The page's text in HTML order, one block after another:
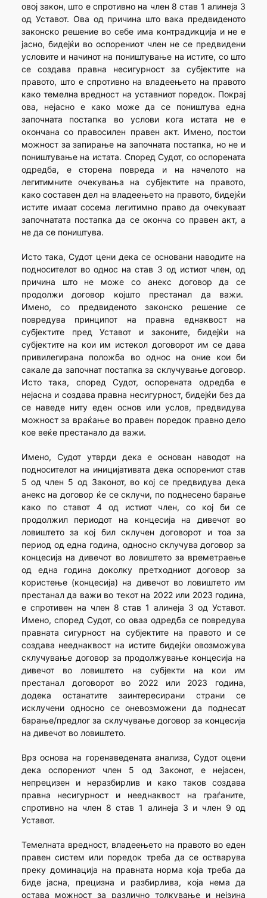
овој закон, што е спротивно на член 8 став 1 алинеја 3
од Уставот. Ова од причина што вака предвиденото
законско решение во себе има контрадикција и не е
јаснo, бидејќи во оспорениoт член не се предвидени
условите и начинот на поништување на истите, со што
се создава правна несигурност за субјектите на
правото, што е спротивно на владеењето на правото
како темелна вредност на уставниот поредок. Покрај
ова, нејасно е како може да се поништува една
започната постапка во услови кога истата не е
окончана со правосилен правен акт. Имено, постои
можност за запирање на започната постапка, но не и
поништување на истата. Според Судот, со оспорената
одредба, е сторена повреда и на начелото на
легитимните очекувања на субјектите на правото,
како составен дел на владеењето на правото, бидејќи
истите имаат сосема легитимно право да очекуваат
започнатата постапка да се оконча со правен акт, а
не да се поништува.
Исто така, Судот цени дека се основани наводите на
подносителот во однос на став 3 од истиот член, од
причина што не може со анекс договор да се
продолжи договор којшто престанал да важи.
Имено, со предвиденото законско решение се
повредува принципот на правна еднаквост на
субјектите пред Уставот и законите, бидејќи на
субјектите на кои им истекол договорот им се дава
привилегирана положба во однос на оние кои би
сакале да започнат постапка за склучување договор.
Исто така, според Судот, оспорената одредба е
нејасна и создава правна несигурност, бидејќи без да
се наведе ниту еден основ или услов, предвидува
можност за враќање во правен поредок правно дело
кое веќе престанало да важи.
Имено, Судот утврди дека е основан наводот на
подносителот на иницијативата дека оспорениот став
5 од член 5 од Законот, во кој се предвидува дека
анекс на договор ќе се склучи, по поднесено барање
како по ставот 4 од истиот член, со кој би се
продолжил периодот на концесија на дивечот во
ловиштето за кој бил склучен договорот и тоа за
период од една година, односно склучува договор за
концесија на дивечот во ловиштето за времетраење
од една година доколку претходниот договор за
користење (концесија) на дивечот во ловиштето им
престанал да важи во текот на 2022 или 2023 година,
е спротивен на член 8 став 1 алинеја 3 од Уставот.
Имено, според Судот, со оваа одредба се повредува
правната сигурност на субјектите на правото и се
создава нееднаквост на истите бидејќи овозможува
склучување договор за продолжување концесија на
дивечот во ловиштето на субјекти на кои им
престанал договорот во 2022 или 2023 година,
додека останатите заинтересирани страни се
исклучени односно се оневозможени да поднесат
барање/предлог за склучување договор за концесија
на дивечот во ловиштето.
Врз основа на горенаведената анализа, Судот оцени
дека оспорениот член 5 од Законот, е нејасен,
непрецизен и неразбирлив и како таков создава
правна несигурност и нееднаквост на граѓаните,
спротивно на член 8 став 1 алинеја 3 и член 9 од
Уставот.
Темелната вредност, владеењето на правото во еден
правен систем или поредок треба да се остварува
преку доминација на правната норма која треба да
биде јасна, прецизна и разбирлива, која нема да
остава можност за различно толкување и нејзина